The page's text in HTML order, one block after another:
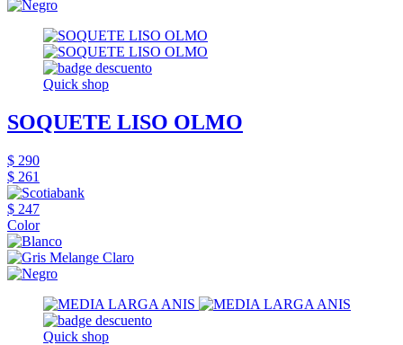
Quick shop
SOQUETE LISO OLMO
$ 290
$ 261
$ 247
Color
Quick shop